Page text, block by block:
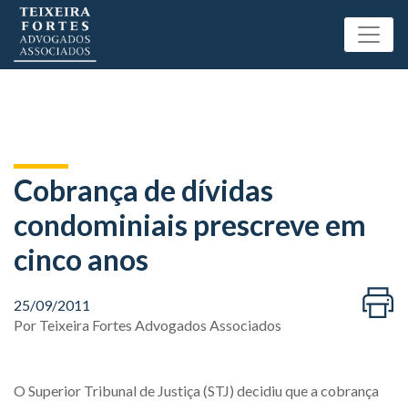
Cobrança de dívidas
condominiais prescreve em
cinco anos
25/09/2011
Por Teixeira Fortes Advogados Associados
O Superior Tribunal de Justiça (STJ) decidiu que a cobrança